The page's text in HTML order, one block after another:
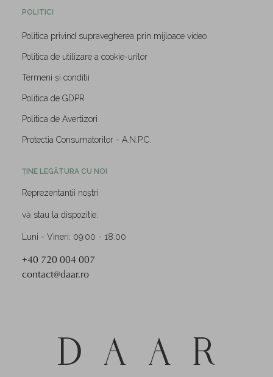
POLITICI
Politica privind supravegherea prin mijloace video
Politica de utilizare a cookie-urilor
Termeni și conditii
Politica de GDPR
Politica de Avertizori
Protectia Consumatorilor - A.N.P.C.
ȚINE LEGĂTURA CU NOI
Reprezentanții noștri
vă stau la dispozitie.
Luni - Vineri: 09:00 - 18:00
+40 720 004 007
contact@daar.ro